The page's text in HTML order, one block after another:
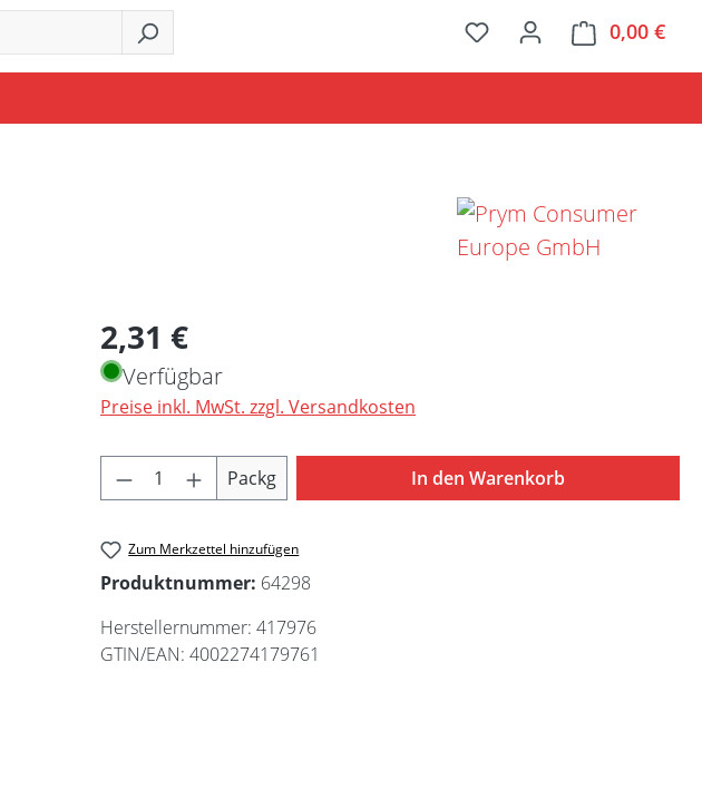
0,00 €
Regulärer Preis:
2,31 €
Verfügbar
Preise inkl. MwSt. zzgl. Versandkosten
Produkt Anzahl: Gib den gewünschten Wert ein
Packg In den Warenkorb
Zum Merkzettel hinzufügen
Produktnummer: 64298
Herstellernummer: 417976
GTIN/EAN: 4002274179761